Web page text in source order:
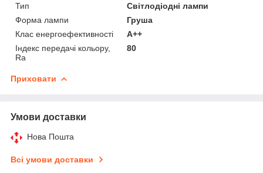
Тип
Світлодіодні лампи
Форма лампи
Груша
Клас енергоефективності
A++
Індекс передачі кольору,
Ra
80
Приховати
Умови доставки
Нова Пошта
Всі умови доставки